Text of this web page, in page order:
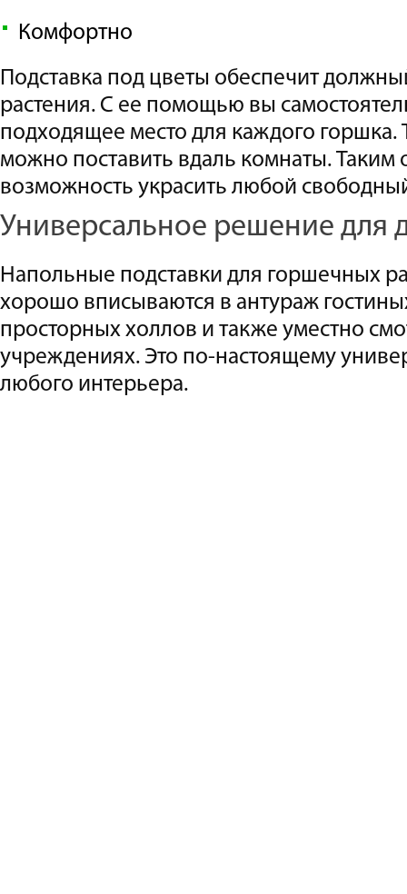
Комфортно
Подставка под цветы обеспечит
растения. С ее помощью вы
подходящее место для каждого
можно поставить вдаль комнаты. Таким
возможность украсить любой
Универсальное решение для
Напольные подставки для горшечных
хорошо вписываются в антураж
просторных холлов и также уместно
учреждениях. Это по-настоящему
любого интерьера.